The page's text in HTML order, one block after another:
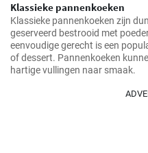
Klassieke pannenkoeken
Klassieke pannenkoeken zijn
geserveerd bestrooid met
eenvoudige gerecht is een
of dessert. Pannenkoeken
hartige vullingen naar smaak.